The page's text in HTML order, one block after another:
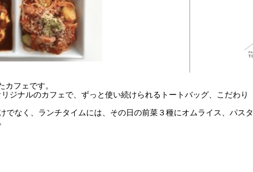
カフェです。
ジナルのカフェで、ずっと使い続けられるトートバッグ、こだわり
なく、ランチタイムには、その日の前菜３種にオムライス、パスタ